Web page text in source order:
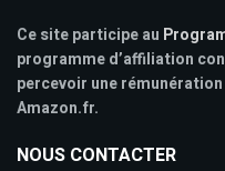
Ce site participe au
programme d’affiliation
percevoir une
Amazon.fr.
NOUS CONTACTER